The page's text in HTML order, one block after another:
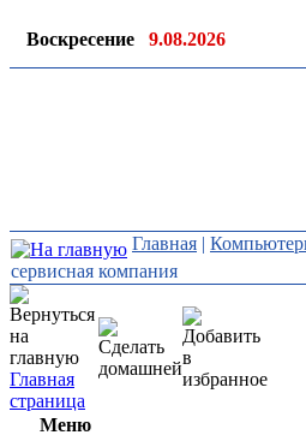
Воскресение 9.08.2026
Главная |
сервисная компания
Главная
страница
Меню